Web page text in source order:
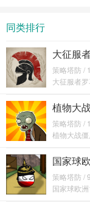
同类排行
大征服
策略塔防 /
大征服者
植物大
策略塔防 /
植物大战
国家球
策略塔防 /
国家球欧